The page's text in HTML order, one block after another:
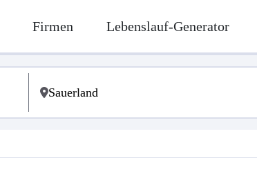
Firmen Lebenslauf-Generator